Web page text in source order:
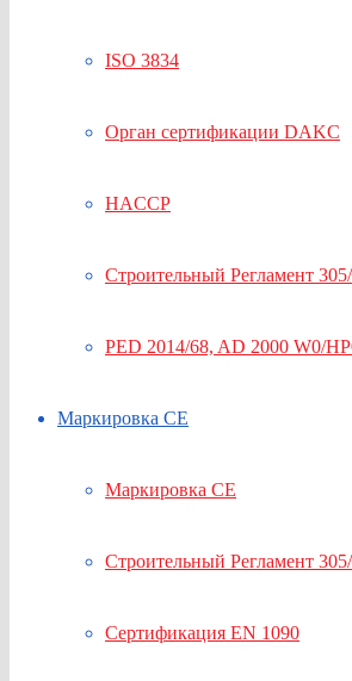
ISO 3834
Орган сертификации DAKC
HACCP
Строительный Регламент 305/
PED 2014/68, AD 2000 W0/
Маркировка СЕ
Маркировка СЕ
Строительный Регламент 305/
Сертификация EN 1090